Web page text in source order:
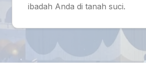
ibadah Anda di tanah suci.